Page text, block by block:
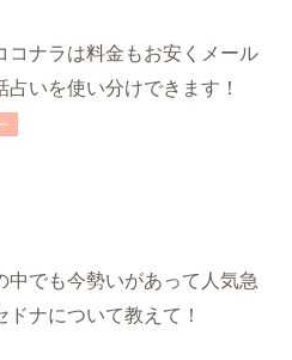
コナラは料金もお安くメール
占いを使い分けできます！
中でも今勢いがあって人気急
ドナについて教えて！